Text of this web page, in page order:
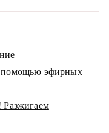
помощью эфирных
Разжигаем